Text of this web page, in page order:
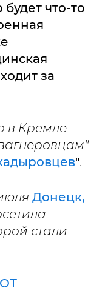
что-то
за
в Кремле
".
Донецк,
стали